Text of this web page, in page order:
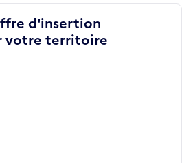
d'insertion
votre territoire